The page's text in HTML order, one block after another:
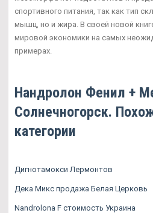
спортивного питания, так как тип
мышц, но и жира. В своей новой
мировой экономики на самых
примерах.
Нандролон Фенил +
Солнечногорск.
категории
Дигнотамокси Лермонтов
Дека Микс продажа Белая Церковь
Nandrolona F стоимость Украина